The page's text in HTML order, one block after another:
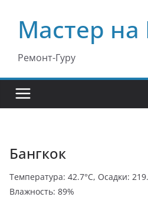
содержимому
Мастер на
Ремонт-Гуру
Бангкок
Температура: 42.7°C, Осадки:
Влажность: 89%